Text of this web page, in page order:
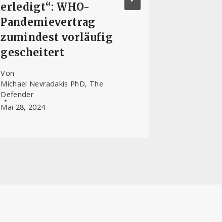
erledigt“: WHO-
Pandemievertrag
zumindest vorläufig
gescheitert
Von
Michael Nevradakis PhD, The
Defender
Mai 28, 2024